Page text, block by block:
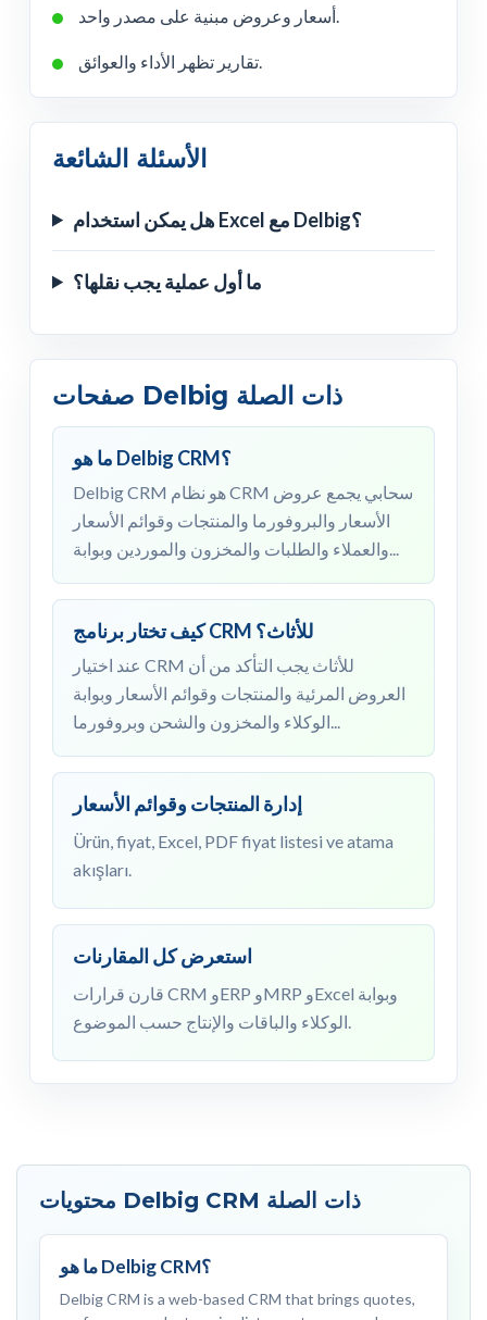
الأسئلة الشائعة
هل يمكن استخدام Excel مع Delbig؟
ما أول عملية يجب نقلها؟
صفحات Delbig ذات الصلة
ما هو Delbig CRM؟
Delbig CRM هو نظام CRM سحابي يجمع عروض
الأسعار والبروفورما والمنتجات وقوائم الأسعار
كيف تختار برنامج CRM للأثاث؟
عند اختيار CRM للأثاث يجب التأكد من أن
العروض المرئية والمنتجات وقوائم الأسعار وبوابة
إدارة المنتجات وقوائم الأسعار
Ürün, fiyat, Excel, PDF fiyat listesi ve atama
akışları.
استعرض كل المقارنات
قارن قرارات CRM وERP وMRP وExcel وبوابة
الوكلاء والباقات والإنتاج حسب الموضوع.
محتويات Delbig CRM ذات الصلة
ما هو Delbig CRM؟
Delbig CRM is a web-based CRM that brings quotes,